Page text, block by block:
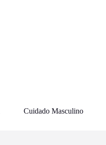
Cuidado Masculino